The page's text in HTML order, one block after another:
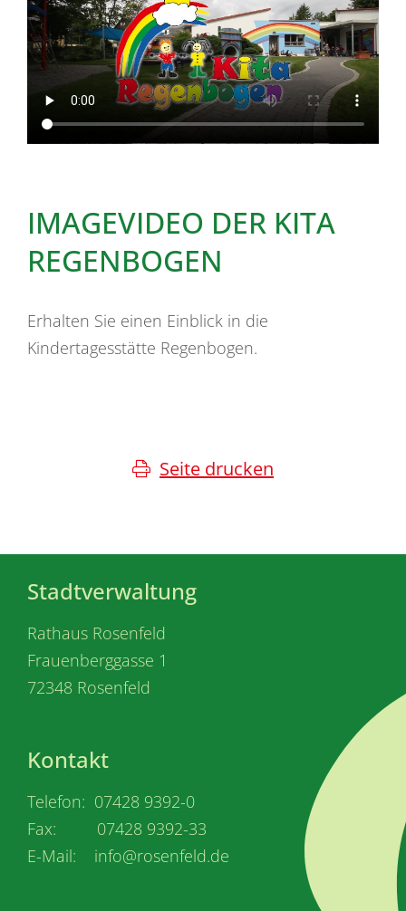
IMAGEVIDEO DER KITA
REGENBOGEN
Erhalten Sie einen Einblick in die
Kindertagesstätte Regenbogen.
Seite drucken
Stadtverwaltung
Rathaus Rosenfeld
Frauenberggasse 1
72348 Rosenfeld
Kontakt
Telefon: 07428 9392-0
Fax: 07428 9392-33
E-Mail: info@rosenfeld.de